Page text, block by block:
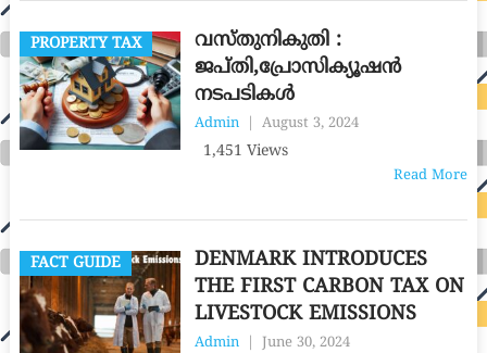
PROPERTY TAX
വസ്തുനികുതി :
ജപ്തി,പ്രോസിക്യൂഷൻ
നടപടികൾ
Admin August 3, 2024
1,451 Views
Read More
FACT GUIDE
DENMARK INTRODUCES
THE FIRST CARBON TAX ON
LIVESTOCK EMISSIONS
Admin June 30, 2024